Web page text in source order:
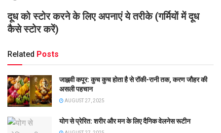
दूध को स्टोर करने के लिए अपनाएं ये तरीके (गर्मियों में दूध
कैसे स्टोर करें)
Related Posts
जाह्नवी कपूर: कुच कुच होता है से रॉकी-रानी तक, करण जौहर की
असली पहचान
AUGUST 27, 2025
योग से प्रेरित: शरीर और मन के लिए दैनिक वेलनेस रूटीन